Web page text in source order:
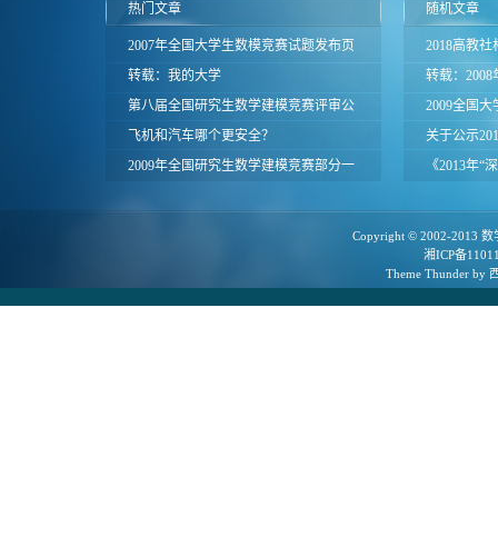
热门文章
2007年全国大学生数模竞赛试题发布页
面
转载：我的大学
第八届全国研究生数学建模竞赛评审公
告
飞机和汽车哪个更安全？
2009年全国研究生数学建模竞赛部分一
随机文章
2018高教
联合赛区评
转载：
山东省二等
2009全国
奖名单公告
关于公示
赛北京赛
《2013年“
Copyright © 2002-2013 数
湘ICP备
Theme Thunderby